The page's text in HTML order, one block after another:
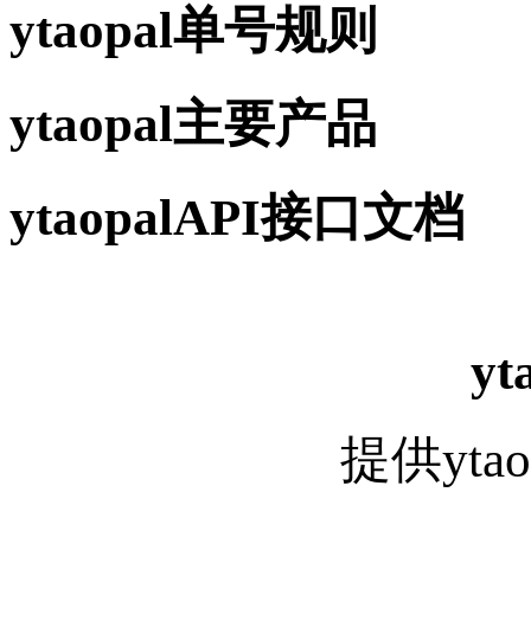
ytaopal单号规则
ytaopal主要产品
ytaopalAPI接口文档
提供